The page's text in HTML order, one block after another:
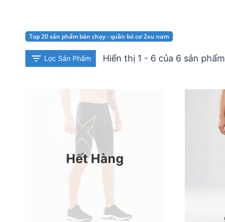
Top 20 sản phẩm bán chạy - quần bó cơ 2xu nam
Lọc Sản Phẩm Hiển thị 1 - 6 của 6 sản phẩm
Hết Hàng